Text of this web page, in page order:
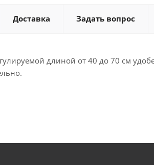
Доставка Задать вопрос
длиной от 40 до 70 см